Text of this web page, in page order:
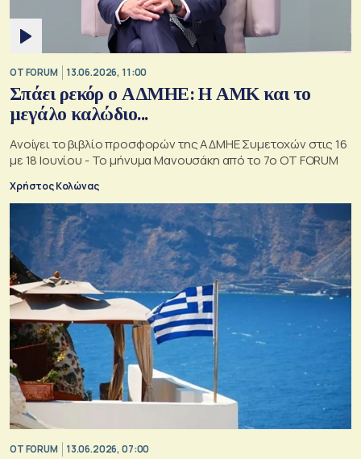
OT FORUM 13.06.2026, 11:00
Σπάει ρεκόρ ο ΑΔΜΗΕ: Η ΑΜΚ και το
μεγάλο καλώδιο...
Ανοίγει το βιβλίο προσφορών της ΑΔΜΗΕ Συμετοχών στις 16
με 18 Ιουνίου - Το μήνυμα Μανουσάκη από το 7ο OT FORUM
Χρήστος Κολώνας
OT FORUM 13.06.2026, 07:00